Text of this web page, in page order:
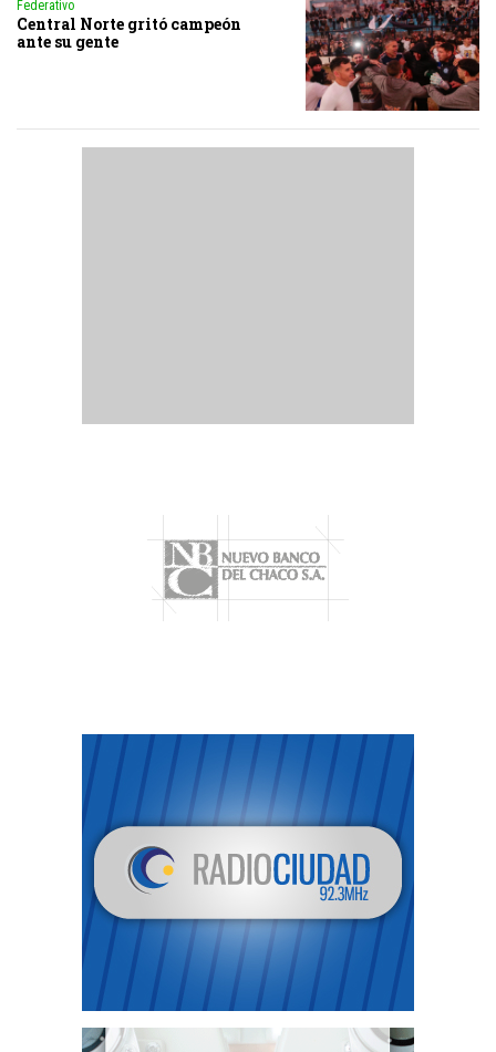
Federativo
Central Norte gritó campeón
ante su gente